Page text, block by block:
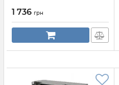
1 736 грн